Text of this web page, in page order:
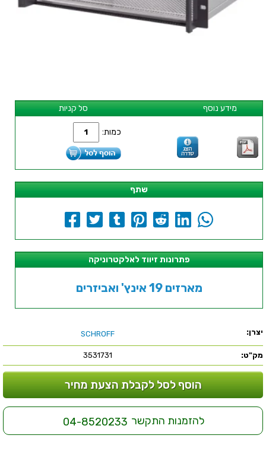
סל קניות מידע נוסף
כמות:
שתף
פתרונות זיווד לאלקטרוניקה
מארזים 19 אינץ' ואביזרים
יצרן: SCHROFF
מק"ט: 3531731
הוסף לסל לקבלת הצעת מחיר
להזמנות התקשר 04-8520233